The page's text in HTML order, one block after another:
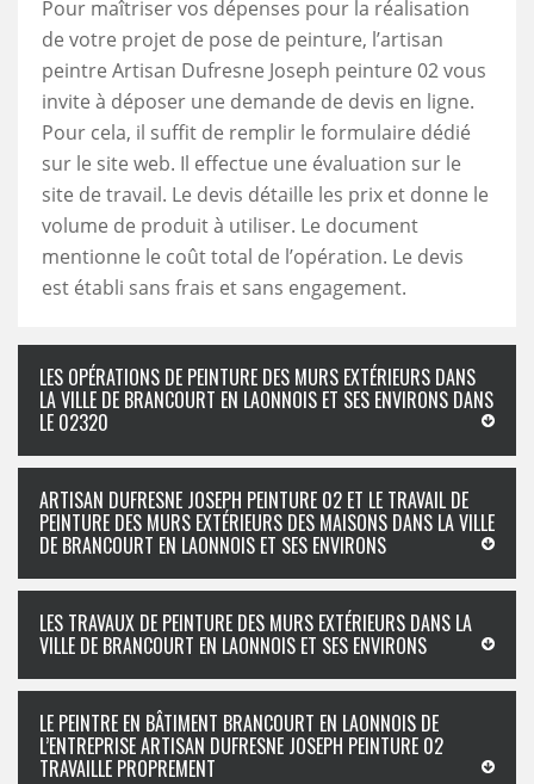
Pour maîtriser vos dépenses pour la réalisation
de votre projet de pose de peinture, l’artisan
peintre Artisan Dufresne Joseph peinture 02 vous
invite à déposer une demande de devis en ligne.
Pour cela, il suffit de remplir le formulaire dédié
sur le site web. Il effectue une évaluation sur le
site de travail. Le devis détaille les prix et donne le
volume de produit à utiliser. Le document
mentionne le coût total de l’opération. Le devis
est établi sans frais et sans engagement.
LES OPÉRATIONS DE PEINTURE DES MURS EXTÉRIEURS DANS
LA VILLE DE BRANCOURT EN LAONNOIS ET SES ENVIRONS DANS
LE 02320
ARTISAN DUFRESNE JOSEPH PEINTURE 02 ET LE TRAVAIL DE
PEINTURE DES MURS EXTÉRIEURS DES MAISONS DANS LA VILLE
DE BRANCOURT EN LAONNOIS ET SES ENVIRONS
LES TRAVAUX DE PEINTURE DES MURS EXTÉRIEURS DANS LA
VILLE DE BRANCOURT EN LAONNOIS ET SES ENVIRONS
LE PEINTRE EN BÂTIMENT BRANCOURT EN LAONNOIS DE
L’ENTREPRISE ARTISAN DUFRESNE JOSEPH PEINTURE 02
TRAVAILLE PROPREMENT